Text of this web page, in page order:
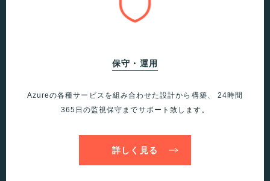
保守・運用
Azureの各種サービスを組み合わせた設計から構築、
24時間
365日の監視保守までサポート致します。
詳しく見る